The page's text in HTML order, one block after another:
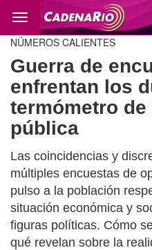
Cambio
NÚMEROS CALIENTES
Guerra de
enfrentan los
termómetro
pública
Las coincidencias y
múltiples encuestas de
pulso a la población
situación económica y
figuras políticas. Cómo
qué revelan sobre la